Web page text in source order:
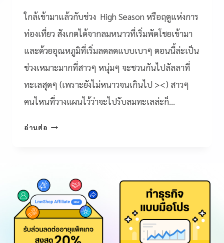
ใกล้เข้ามาแล้วกับช่วง High Season หรือฤดูแห่งการ
ท่องเที่ยว สังเกตได้จากลมหนาวที่เริ่มพัดโชยเข้ามา
และด้วยอุณหภูมิที่เริ่มลดลดแบบเบาๆ ตอนนี้ล่ะเป็น
ช่วงเหมาะมากที่สาวๆ หนุ่มๆ จะชวนกันไปลัลลาที่
ทะเลสุดๆ (เพราะยังไม่หนาวจนเกินไป ><) สาวๆ
คนไหนที่วางแผนไว้ว่าจะไปรับลมทะเลล่ะก็…
อ่านต่อ